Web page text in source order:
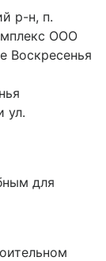
р-н, п.
ООО
Воскресенья
ул.
для